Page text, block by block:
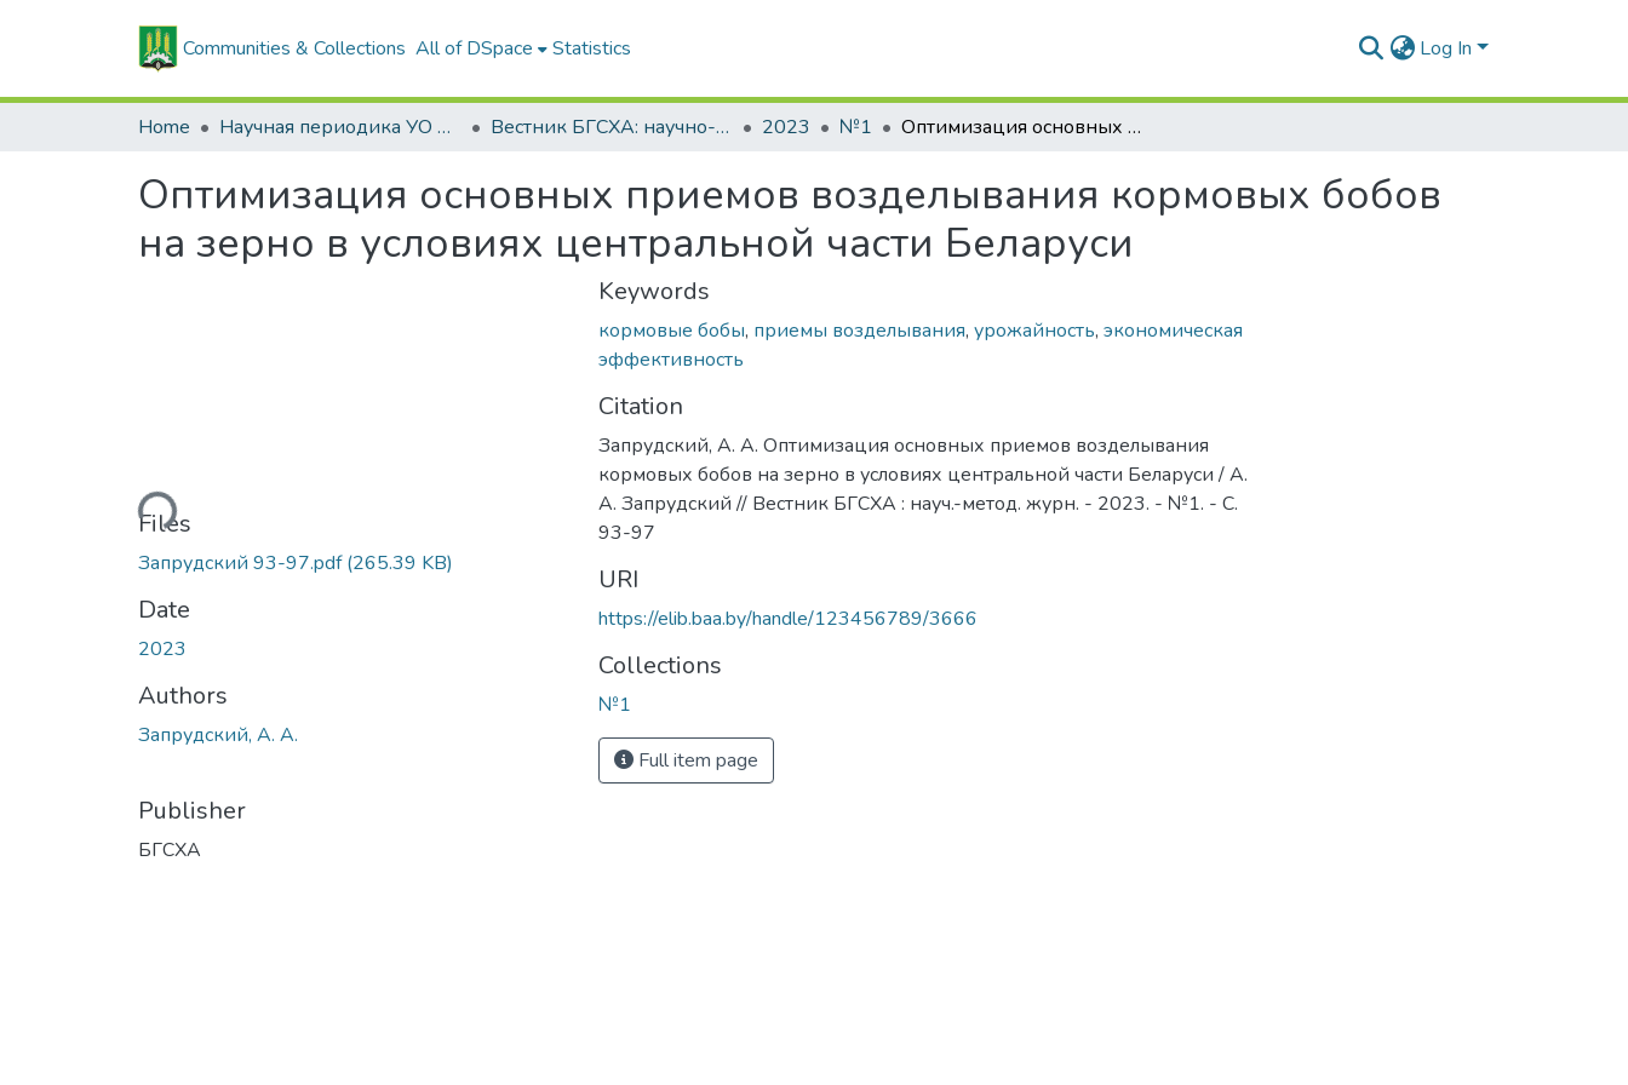
Communities & Collections All of DSpace Statistics Log In
Home Научная периодика УО БГСХА Вестник БГСХА: научно-методический журнал Белорусской государственной сельскохозяйственной академии 2023 №1 Оптимизация основных приемов возделывания кормовых бобов на зерно в условиях центральной части Беларуси
Оптимизация основных приемов возделывания кормовых бобов
на зерно в условиях центральной части Беларуси
Loading...
Files
Запрудский 93-97.pdf(265.39 KB)
Date
2023
Authors
Запрудский, А. А.
Publisher
БГСХА
Keywords
кормовые бобы, приемы возделывания, урожайность, экономическая
эффективность
Citation
Запрудский, А. А. Оптимизация основных приемов возделывания
кормовых бобов на зерно в условиях центральной части Беларуси / А.
А. Запрудский // Вестник БГСХА : науч.-метод. журн. - 2023. - №1. - С.
93-97
URI
https://elib.baa.by/handle/123456789/3666
Collections
№1
Full item page